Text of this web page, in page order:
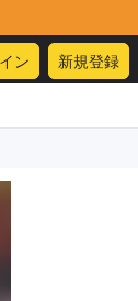
ン 新規登録